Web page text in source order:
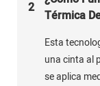
2
Térmica
Esta
una cinta al
se aplica